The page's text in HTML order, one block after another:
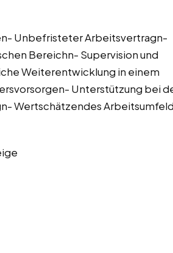
Unbefristeter Arbeitsvertragn-
Bereichn- Supervision und
Weiterentwicklung in einem
Unterstützung bei
Wertschätzendes